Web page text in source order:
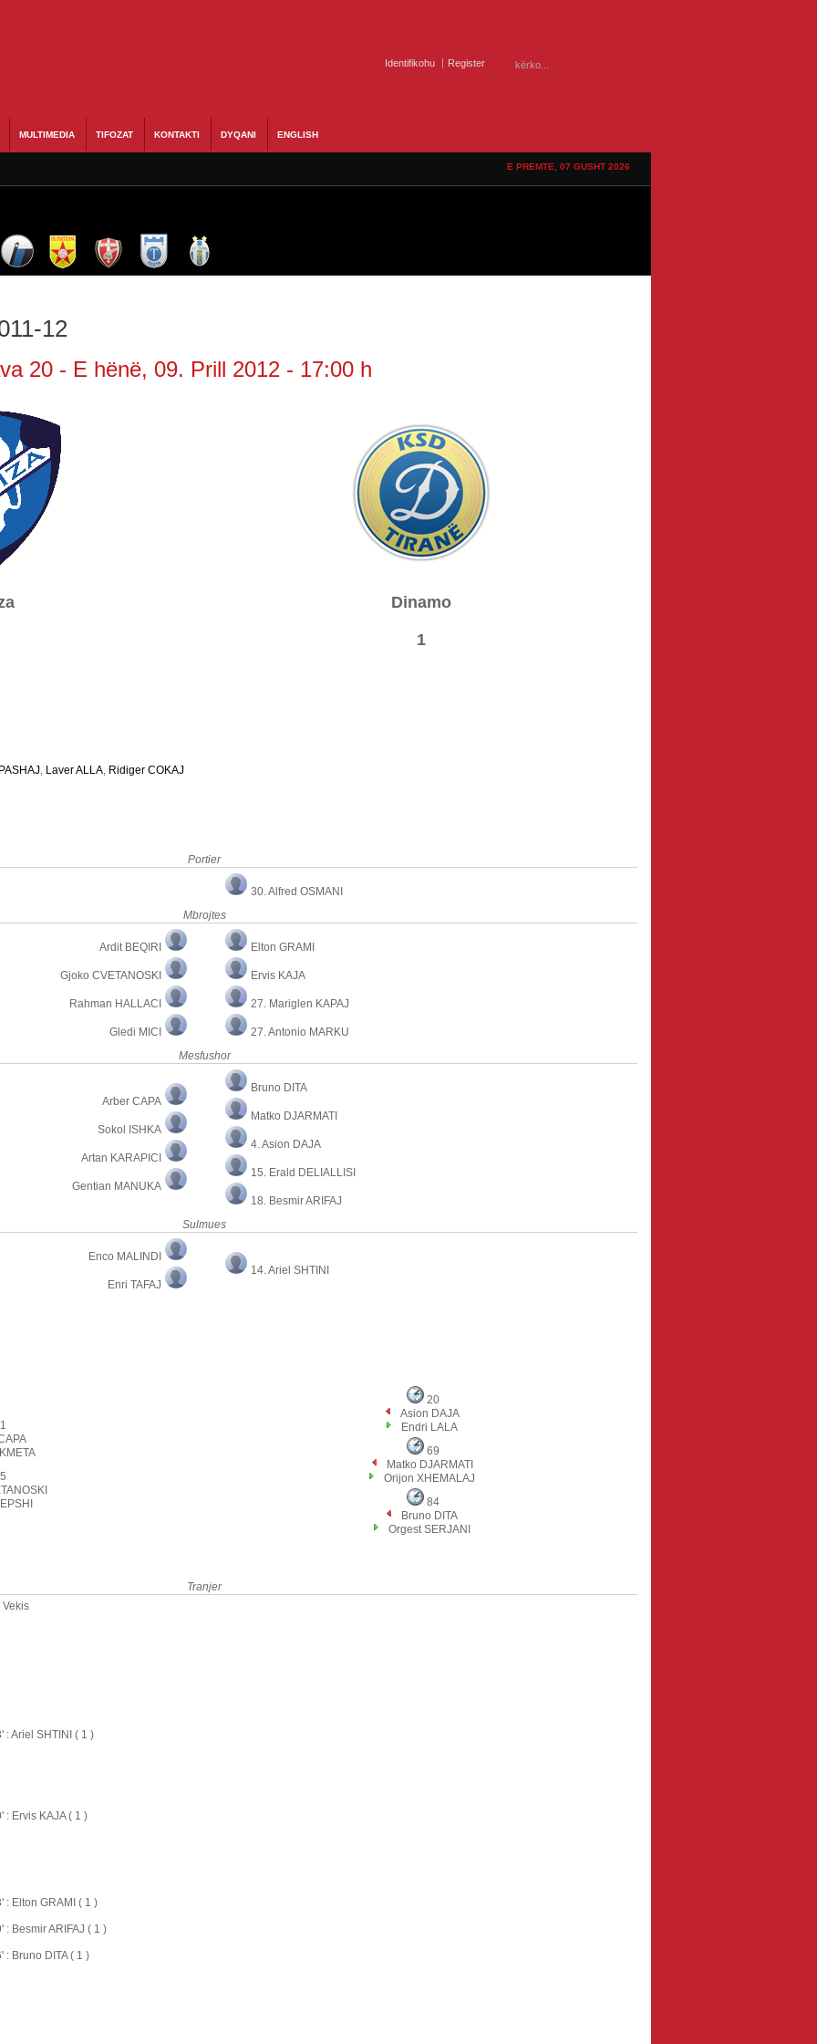
Identifikohu Register
MULTIMEDIA TIFOZAT KONTAKTI DYQANI ENGLISH
E PREMTE, 07 GUSHT 2026
12
20 - E hënë, 09. Prill 2012 - 17:00 h
Dinamo
1
, Laver ALLA, Ridiger COKAJ
Portier
30. Alfred OSMANI
Mbrojtes
Ardit BEQIRI
Gjoko CVETANOSKI
Rahman HALLACI
Gledi MICI
Elton GRAMI
Ervis KAJA
27. Mariglen KAPAJ
27. Antonio MARKU
Mesfushor
Arber CAPA
Sokol ISHKA
Artan KARAPICI
Gentian MANUKA
Bruno DITA
Matko DJARMATI
4. Asion DAJA
15. Erald DELIALLISI
18. Besmir ARIFAJ
Sulmues
Enco MALINDI
Enri TAFAJ
14. Ariel SHTINI
20
Asion DAJA
Endri LALA
69
Matko DJARMATI
Orijon XHEMALAJ
84
Bruno DITA
Orgest SERJANI
Tranjer
Vekis
: Ariel SHTINI ( 1 )
: Ervis KAJA ( 1 )
: Elton GRAMI ( 1 )
: Besmir ARIFAJ ( 1 )
: Bruno DITA ( 1 )